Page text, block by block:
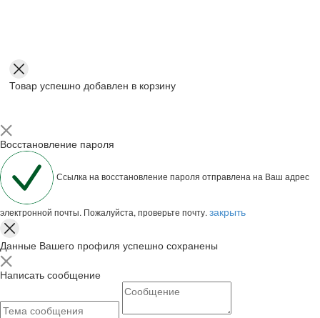
Товар успешно добавлен в корзину
Восстановление пароля
Ссылка на восстановление пароля отправлена на Ваш адрес
электронной почты. Пожалуйста, проверьте почту. закрыть
Данные Вашего профиля успешно сохранены
Написать сообщение